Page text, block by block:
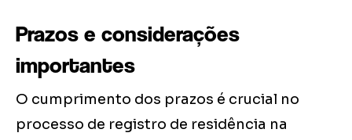
Prazos e considerações
importantes
O cumprimento dos prazos é crucial no
processo de registro de residência na